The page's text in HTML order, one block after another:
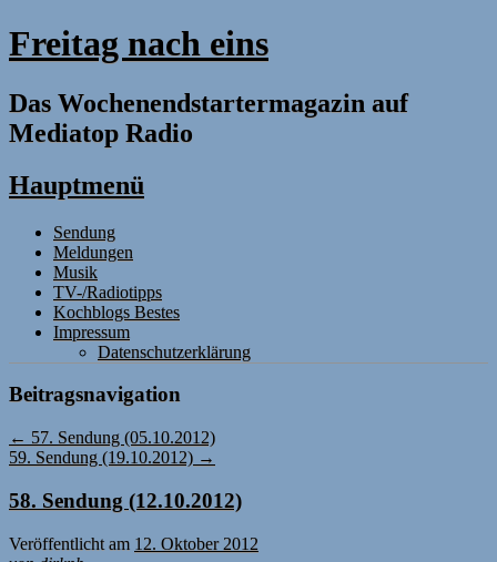
Freitag nach eins
Das Wochenendstartermagazin auf
Mediatop Radio
Hauptmenü
Zum
Inhalt
springen
Sendung
Meldungen
Musik
TV-/Radiotipps
Kochblogs Bestes
Impressum
Datenschutzerklärung
Beitragsnavigation
← 57. Sendung (05.10.2012)
59. Sendung (19.10.2012) →
58. Sendung (12.10.2012)
Veröffentlicht am 12. Oktober 2012